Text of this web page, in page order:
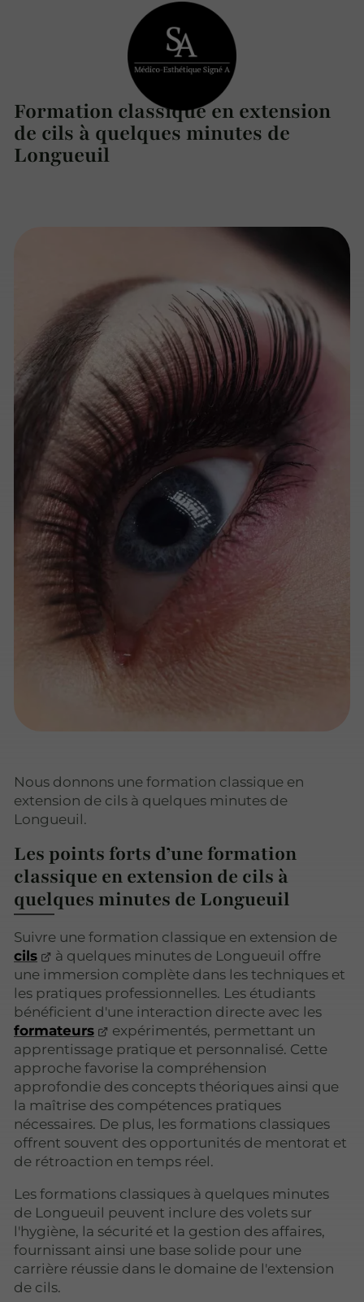
Formation classique en extension
de cils à quelques minutes de
Longueuil
Nous donnons une formation classique en
extension de cils à quelques minutes de
Longueuil.
Les points forts d’une formation
classique en extension de cils à
quelques minutes de Longueuil
Suivre une formation classique en extension de
cils
à quelques minutes de Longueuil offre
une immersion complète dans les techniques et
les pratiques professionnelles. Les étudiants
bénéficient d'une interaction directe avec les
formateurs
expérimentés, permettant un
apprentissage pratique et personnalisé. Cette
approche favorise la compréhension
approfondie des concepts théoriques ainsi que
la maîtrise des compétences pratiques
nécessaires. De plus, les formations classiques
offrent souvent des opportunités de mentorat et
de rétroaction en temps réel.
Les formations classiques à quelques minutes
de Longueuil peuvent inclure des volets sur
l'hygiène, la sécurité et la gestion des affaires,
fournissant ainsi une base solide pour une
carrière réussie dans le domaine de l'extension
de cils.